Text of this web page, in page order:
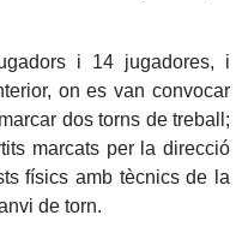
i 14 jugadores, i
on es van convocar
dos torns de treball;
marcats per la direcció
físics amb tècnics de la
de torn.